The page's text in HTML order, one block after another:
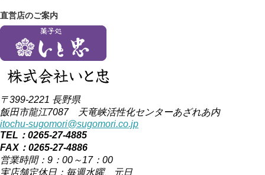
直営店のご案内
〒399-2221 長野県
飯田市龍江7087 天竜峡活性化センターあざれあ内
itochu-sugomori@sugomori.co.jp
TEL：0265-27-4885
FAX：0265-27-4886
営業時間：9：00～17：00
実店舗定休日：毎週水曜、元日